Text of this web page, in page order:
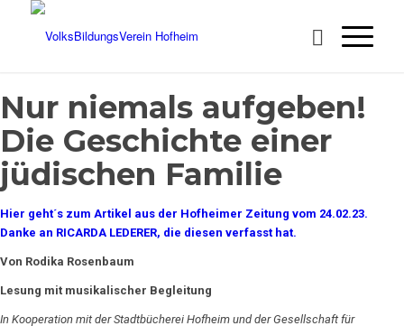
Nur niemals aufgeben!
Die Geschichte einer
jüdischen Familie
Hier geht´s zum Artikel aus der Hofheimer Zeitung vom 24.02.23.
Danke an RICARDA LEDERER, die diesen verfasst hat.
Von Rodika Rosenbaum
Lesung mit musikalischer Begleitung
In Kooperation mit der Stadtbücherei Hofheim und der Gesellschaft für